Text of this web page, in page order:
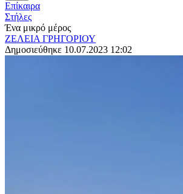
Επίκαιρα
Στήλες
Ένα μικρό μέρος
ΖΕΛΕΙΑ ΓΡΗΓΟΡΙΟΥ
Δημοσιεύθηκε 10.07.2023 12:02